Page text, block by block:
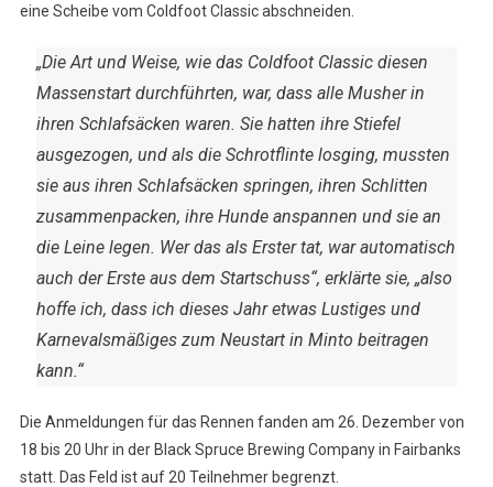
eine Scheibe vom Coldfoot Classic abschneiden.
„Die Art und Weise, wie das Coldfoot Classic diesen
Massenstart durchführten, war, dass alle Musher in
ihren Schlafsäcken waren. Sie hatten ihre Stiefel
ausgezogen, und als die Schrotflinte losging, mussten
sie aus ihren Schlafsäcken springen, ihren Schlitten
zusammenpacken, ihre Hunde anspannen und sie an
die Leine legen. Wer das als Erster tat, war automatisch
auch der Erste aus dem Startschuss“, erklärte sie, „also
hoffe ich, dass ich dieses Jahr etwas Lustiges und
Karnevalsmäßiges zum Neustart in Minto beitragen
kann.“
Die Anmeldungen für das Rennen fanden am 26. Dezember von
18 bis 20 Uhr in der Black Spruce Brewing Company in Fairbanks
statt. Das Feld ist auf 20 Teilnehmer begrenzt.